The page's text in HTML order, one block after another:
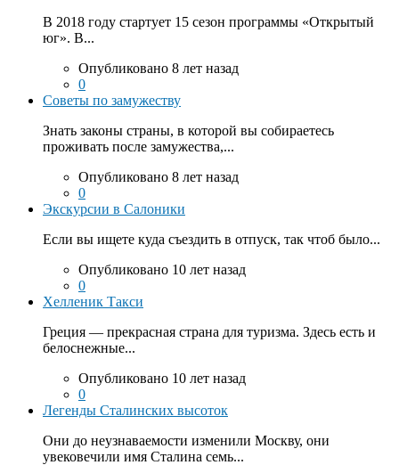
В 2018 году стартует 15 сезон программы «Открытый
юг». В...
Опубликовано 8 лет назад
0
Советы по замужеству
Знать законы страны, в которой вы собираетесь
проживать после замужества,...
Опубликовано 8 лет назад
0
Экскурсии в Салоники
Если вы ищете куда съездить в отпуск, так чтоб было...
Опубликовано 10 лет назад
0
Хелленик Такси
Греция — прекрасная страна для туризма. Здесь есть и
белоснежные...
Опубликовано 10 лет назад
0
Легенды Сталинских высоток
Они до неузнаваемости изменили Москву, они
увековечили имя Сталина семь...